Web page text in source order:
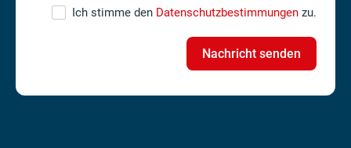
Ich stimme den Datenschutzbestimmungen zu.